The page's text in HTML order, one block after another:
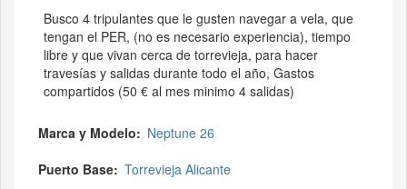
Busco 4 tripulantes que le gusten navegar a vela, que
tengan el PER, (no es necesario experiencia), tiempo
libre y que vivan cerca de torrevieja, para hacer
travesías y salidas durante todo el año, Gastos
compartidos (50 € al mes minimo 4 salidas)
Marca y Modelo
Neptune 26
Puerto Base Torrevieja Alicante